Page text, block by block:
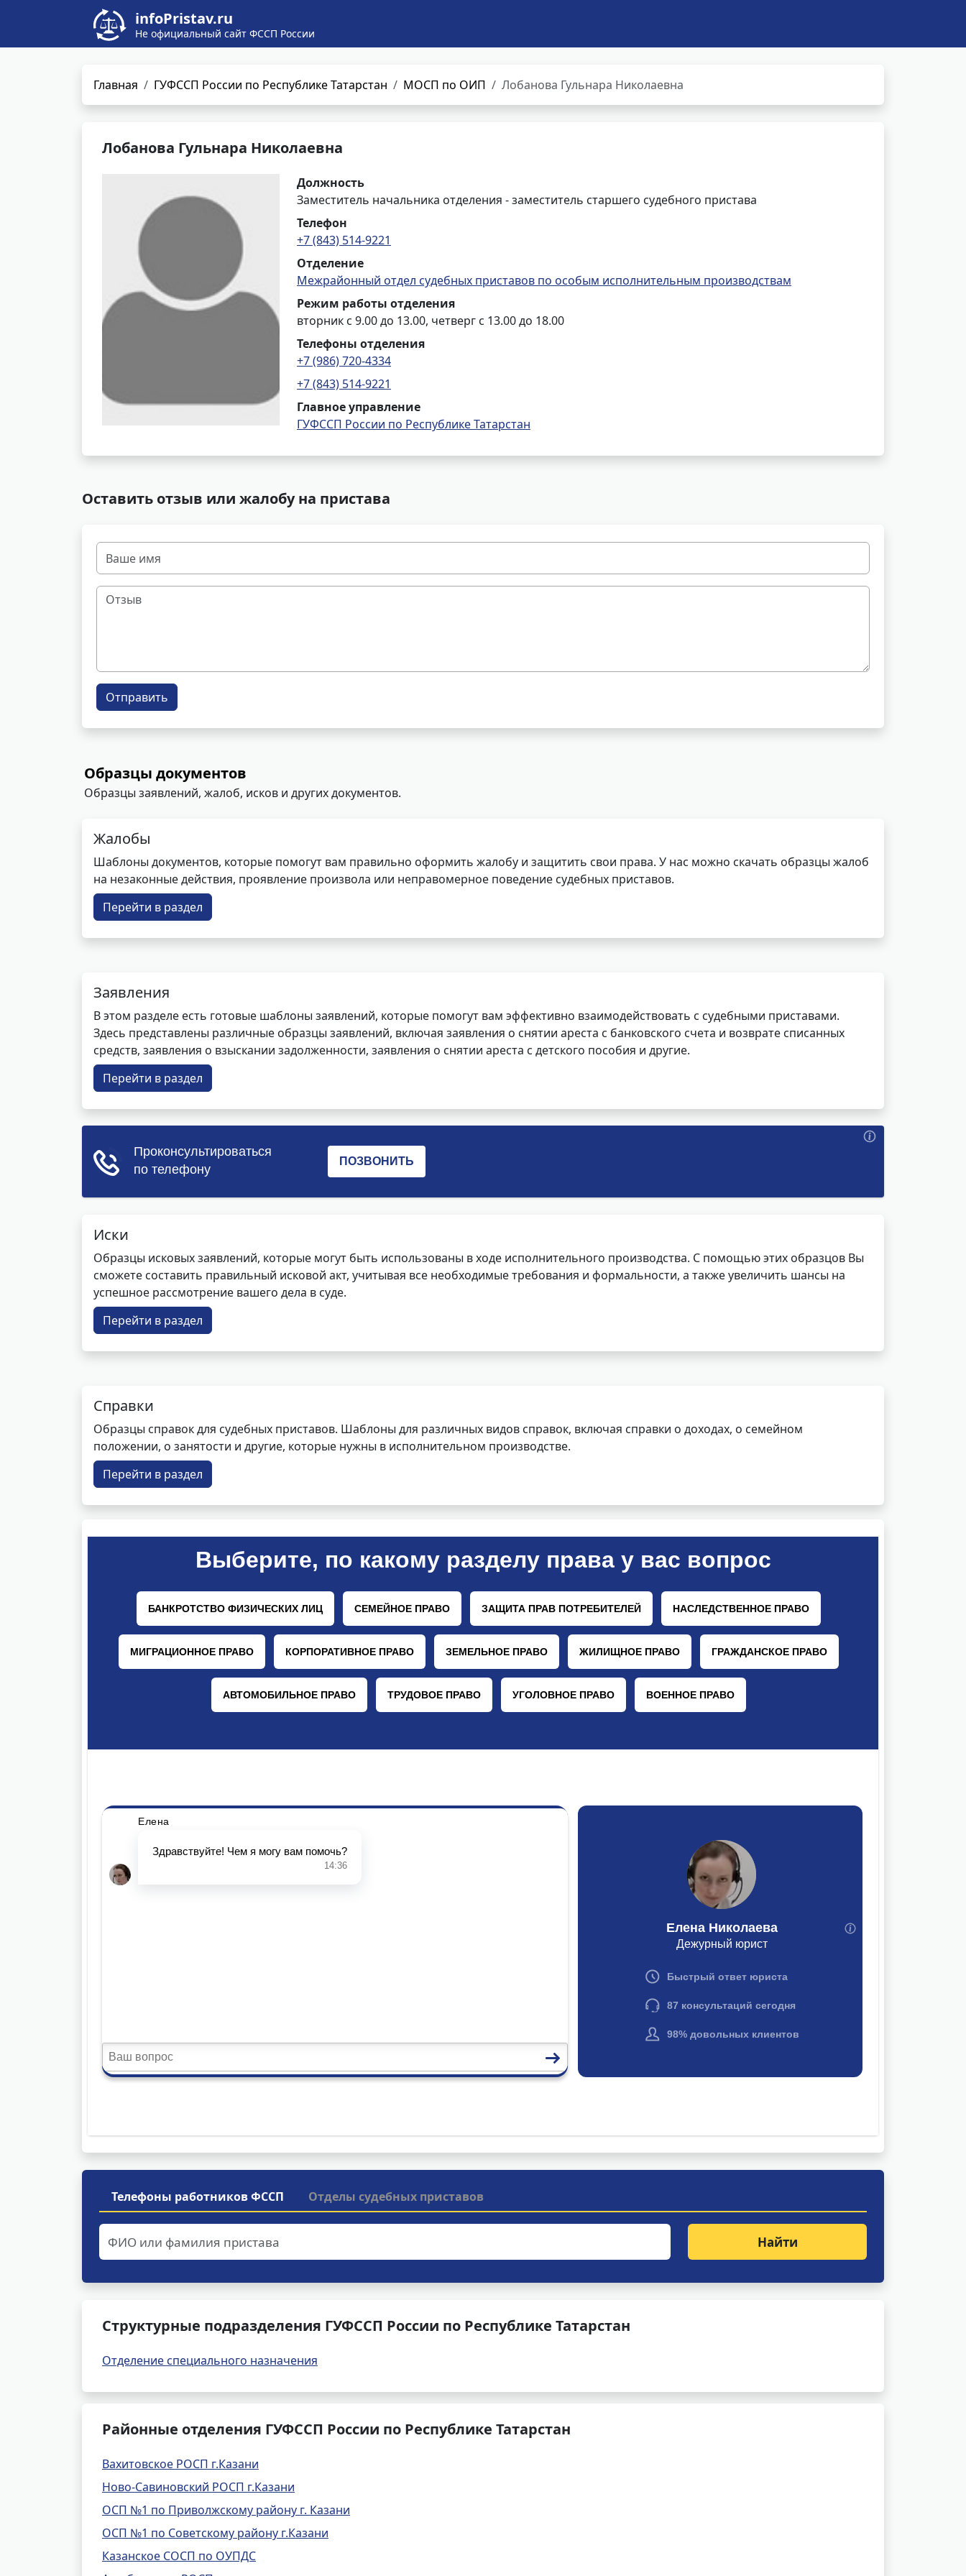
infoPristav.ru
Не официальный сайт ФССП России
Главная ГУФССП России по Республике Татарстан МОСП по ОИП Лобанова Гульнара Николаевна
Лобанова Гульнара Николаевна
Должность
Заместитель начальника отделения - заместитель старшего судебного пристава
Телефон
+7 (843) 514-9221
Отделение
Межрайонный отдел судебных приставов по особым исполнительным производствам
Режим работы отделения
вторник с 9.00 до 13.00, четверг с 13.00 до 18.00
Телефоны отделения
+7 (986) 720-4334
+7 (843) 514-9221
Главное управление
ГУФССП России по Республике Татарстан
Оставить отзыв или жалобу на пристава
Отправить
Образцы документов
Образцы заявлений, жалоб, исков и других документов.
Жалобы
Шаблоны документов, которые помогут вам правильно оформить жалобу и защитить свои права. У нас можно скачать образцы жалоб
на незаконные действия, проявление произвола или неправомерное поведение судебных приставов.
Перейти в раздел
Заявления
В этом разделе есть готовые шаблоны заявлений, которые помогут вам эффективно взаимодействовать с судебными приставами.
Здесь представлены различные образцы заявлений, включая заявления о снятии ареста с банковского счета и возврате списанных
средств, заявления о взыскании задолженности, заявления о снятии ареста с детского пособия и другие.
Перейти в раздел
Иски
Образцы исковых заявлений, которые могут быть использованы в ходе исполнительного производства. С помощью этих образцов Вы
сможете составить правильный исковой акт, учитывая все необходимые требования и формальности, а также увеличить шансы на
успешное рассмотрение вашего дела в суде.
Перейти в раздел
Справки
Образцы справок для судебных приставов. Шаблоны для различных видов справок, включая справки о доходах, о семейном
положении, о занятости и другие, которые нужны в исполнительном производстве.
Перейти в раздел
Телефоны работников ФССП Отделы судебных приставов
Найти
Структурные подразделения ГУФССП России по Республике Татарстан
Отделение специального назначения
Районные отделения ГУФССП России по Республике Татарстан
Вахитовское РОСП г.Казани
Ново-Савиновский РОСП г.Казани
ОСП №1 по Приволжскому району г. Казани
ОСП №1 по Советскому району г.Казани
Казанское СОСП по ОУПДС